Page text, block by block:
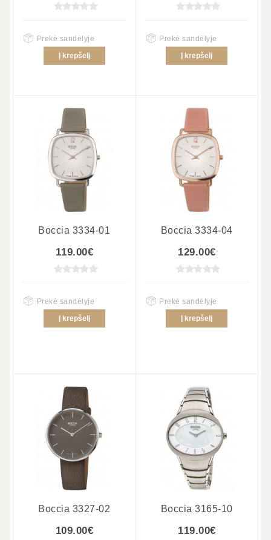
Prekė sandėlyje
Į krepšelį
Prekė sandėlyje
Į krepšelį
Boccia 3334-01
119.00€
Prekė sandėlyje
Į krepšelį
Boccia 3334-04
129.00€
Prekė sandėlyje
Į krepšelį
Boccia 3327-02
109.00€
Boccia 3165-10
119.00€